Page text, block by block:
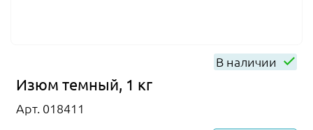
В наличии
Изюм темный, 1 кг
Арт. 018411